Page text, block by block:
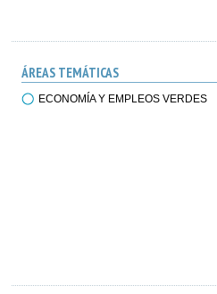
ÁREAS TEMÁTICAS
ECONOMÍA Y EMPLEOS VERDES